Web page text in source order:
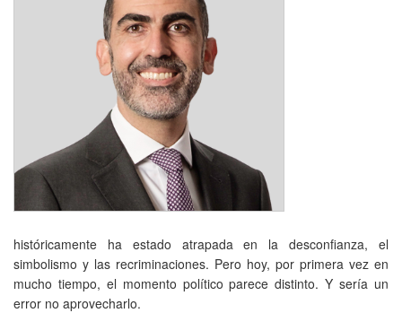
históricamente ha estado atrapada en la desconfianza, el
simbolismo y las recriminaciones. Pero hoy, por primera vez en
mucho tiempo, el momento político parece distinto. Y sería un
error no aprovecharlo.